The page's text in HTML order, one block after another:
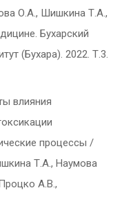
О.А., Шишкина Т.А.,
Бухарский
(Бухара). 2022. Т.3.
влияния
процессы /
Т.А., Наумова
А.В.,